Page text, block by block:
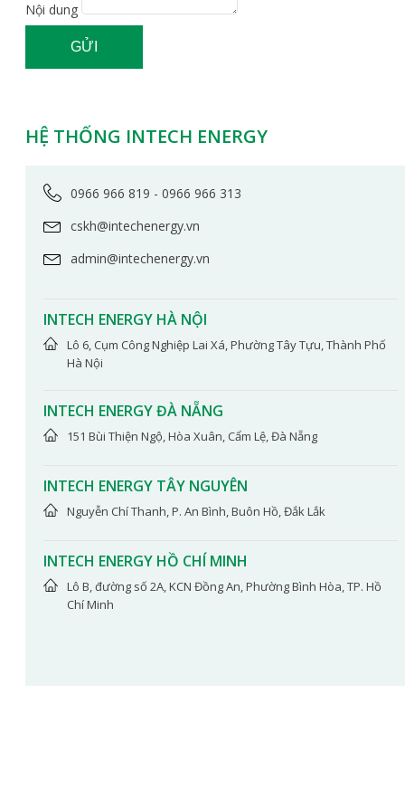
Nội dung
GỬI
HỆ THỐNG INTECH ENERGY
0966 966 819 - 0966 966 313
cskh@intechenergy.vn
admin@intechenergy.vn
INTECH ENERGY HÀ NỘI
Lô 6, Cụm Công Nghiệp Lai Xá, Phường Tây Tựu, Thành Phố
Hà Nội​
INTECH ENERGY ĐÀ NẴNG
151 Bùi Thiện Ngộ, Hòa Xuân, Cẩm Lệ, Đà Nẵng
INTECH ENERGY TÂY NGUYÊN
Nguyễn Chí Thanh, P. An Bình, Buôn Hồ, Đắk Lắk​​
INTECH ENERGY HỒ CHÍ MINH
Lô B, đường số 2A, KCN Đồng An, Phường Bình Hòa, TP. Hồ
Chí Minh